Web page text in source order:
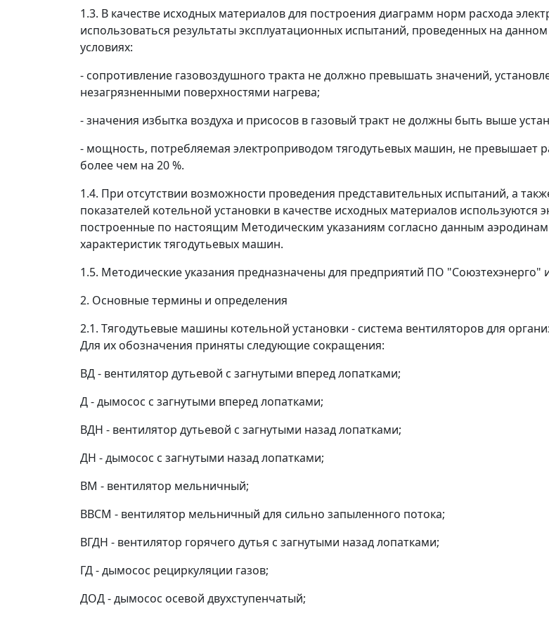
1.3. В качестве исходных материалов для построения диаграмм норм расхода
использоваться результаты эксплуатационных испытаний, проведенных на
условиях:
- сопротивление газовоздушного тракта не должно превышать значений,
незагрязненными поверхностями нагрева;
- значения избытка воздуха и присосов в газовый тракт не должны быть выше
- мощность, потребляемая электроприводом тягодутьевых машин, не превышает
более чем на 20 %.
1.4. При отсутствии возможности проведения представительных испытаний, а
показателей котельной установки в качестве исходных материалов используются
построенные по настоящим Методическим указаниям согласно данным
характеристик тягодутьевых машин.
1.5. Методические указания предназначены для предприятий ПО
2. Основные термины и определения
2.1. Тягодутьевые машины котельной установки - система вентиляторов для
Для их обозначения приняты следующие сокращения:
ВД - вентилятор дутьевой с загнутыми вперед лопатками;
Д - дымосос с загнутыми вперед лопатками;
ВДН - вентилятор дутьевой с загнутыми назад лопатками;
ДН - дымосос с загнутыми назад лопатками;
ВМ - вентилятор мельничный;
ВВСМ - вентилятор мельничный для сильно запыленного потока;
ВГДН - вентилятор горячего дутья с загнутыми назад лопатками;
ГД - дымосос рециркуляции газов;
ДОД - дымосос осевой двухступенчатый;